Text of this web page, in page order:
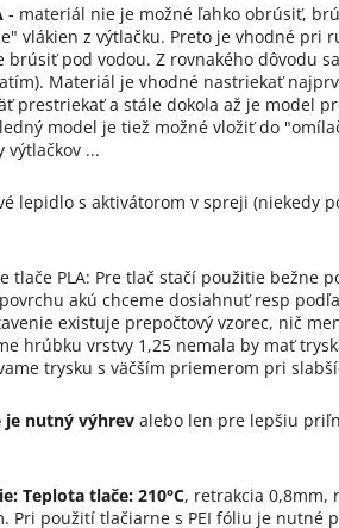
- materiál nie je možné ľahko obrúsiť,
vlákien z výtlačku. Preto je vhodné pri
brúsiť pod vodou. Z rovnakého dôvodu
Materiál je vhodné nastriekať
prestriekať a stále dokola až je model
model je tiež možné vložiť do
výtlačkov ...
lepidlo s aktivátorom v spreji (niekedy
tlače PLA: Pre tlač stačí použitie bežne
akú chceme dosiahnuť resp
existuje prepočtový vzorec, nič
hrúbku vrstvy 1,25 nemala by mať
trysku s väčším priemerom pri
je nutný výhrev alebo len pre lepšiu
Teplota tlače: 210°C, retrakcia 0,8mm,
Pri použití tlačiarne s PEI fóliu je nutné